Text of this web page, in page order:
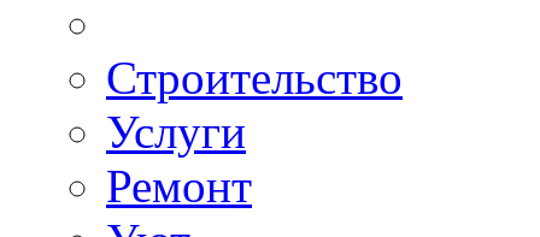
Строительство
Услуги
Ремонт